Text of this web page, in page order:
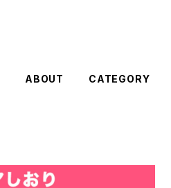
ABOUT CATEGORY